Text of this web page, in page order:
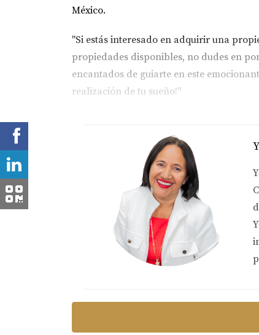
México.
"Si estás interesado en adquirir una
propiedades disponibles, no dudes en
encantados de guiarte en este
realización de tu sueño!"